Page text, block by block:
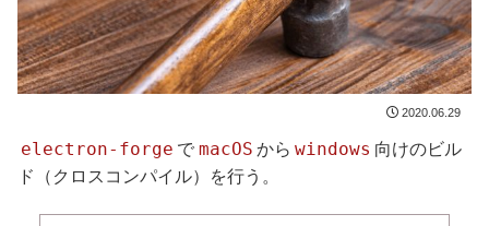
2020.06.29
electron-forge で macOS から windows 向けのビル
ド（クロスコンパイル）を行う。